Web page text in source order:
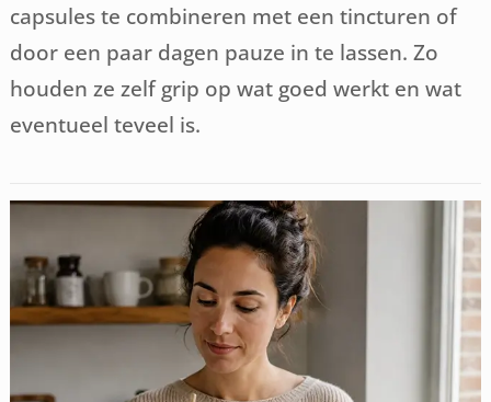
capsules te combineren met een tincturen of
door een paar dagen pauze in te lassen. Zo
houden ze zelf grip op wat goed werkt en wat
eventueel teveel is.